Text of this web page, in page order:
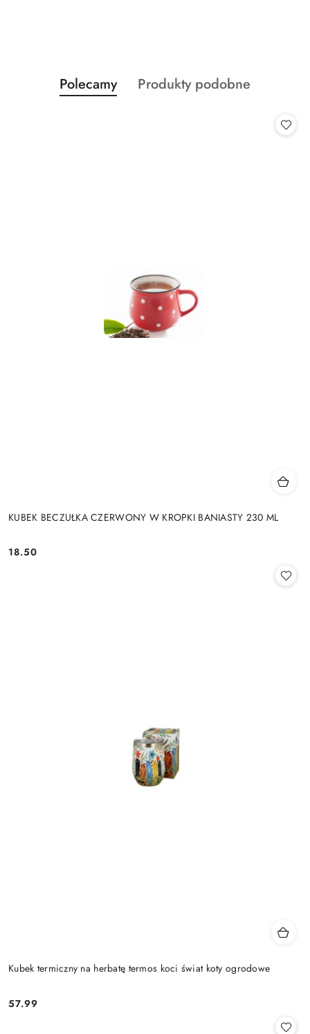
Pomiń karuzelę produktów
Produkty
o
Polecamy
Produkty
Produkty podobne
KUBEK BECZUŁKA CZERWONY W KROPKI BANIASTY 230 ML
Cena:
18.50
Kubek termiczny na herbatę termos koci świat koty ogrodowe
Cena:
57.99